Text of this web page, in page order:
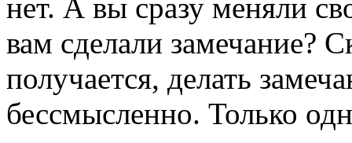
нет. А вы сразу меняли
вам сделали замечание?
получается, делать
бессмысленно. Только